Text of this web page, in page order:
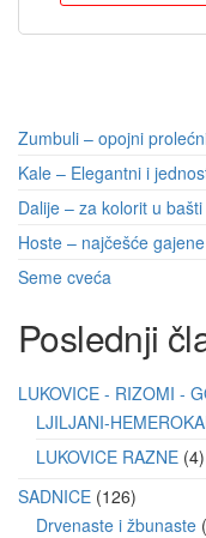
Zumbuli – opojni
Kale – Elegantni i
Dalije – za kolorit u
Hoste – najčešće
Seme cveća
Poslednji
LUKOVICE - RIZOMI -
LJILJANI-
LUKOVICE RAZNE 4
SADNICE 126
Drvenaste i žbunaste